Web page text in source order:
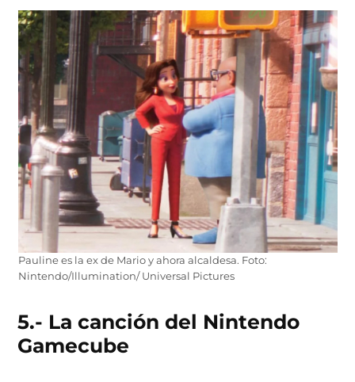
Pauline es la ex de Mario y ahora alcaldesa. Foto:
Nintendo/Illumination/ Universal Pictures
5.- La canción del Nintendo
Gamecube